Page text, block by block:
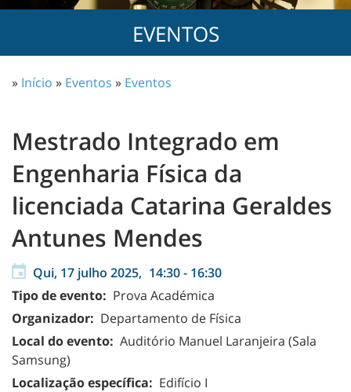
EVENTOS
» Início » Eventos » Eventos
Mestrado Integrado em
Engenharia Física da
licenciada Catarina Geraldes
Antunes Mendes
Qui, 17 julho 2025, 14:30- 16:30
Tipo de evento: Prova Académica
Organizador: Departamento de Física
Local do evento: Auditório Manuel Laranjeira (Sala
Samsung)
Localização específica: Edifício I